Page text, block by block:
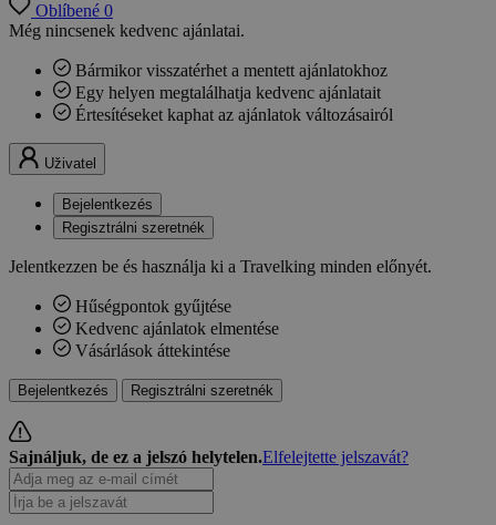
Oblíbené 0
Még nincsenek kedvenc ajánlatai.
Bármikor visszatérhet a mentett ajánlatokhoz
Egy helyen megtalálhatja kedvenc ajánlatait
Értesítéseket kaphat az ajánlatok változásairól
Uživatel
Bejelentkezés
Regisztrálni szeretnék
Jelentkezzen be és használja ki a Travelking minden előnyét.
Hűségpontok gyűjtése
Kedvenc ajánlatok elmentése
Vásárlások áttekintése
Bejelentkezés Regisztrálni szeretnék
Sajnáljuk, de ez a jelszó helytelen.Elfelejtette jelszavát?